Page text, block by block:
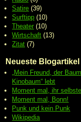
Satire (39)
Surftipp (10)
Theater (10)
Wirtschaft (13)
Zitat (7)
Neueste Blogartikel
„Mein Freund, der
Kinobaum“ lebt
Moment mal, ihr
Moment mal, Bonn!
Punk und kein Punk
Wikipedia